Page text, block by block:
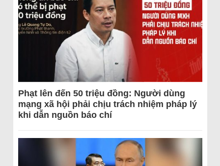
Phạt lên đến 50 triệu đồng: Người dùng
mạng xã hội phải chịu trách nhiệm pháp lý
khi dẫn nguồn báo chí